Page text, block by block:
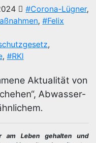
#Corona-Lügner,
, #Felix
,
, #RKI
Aktualität von
Abwasser-
am Leben gehalten und